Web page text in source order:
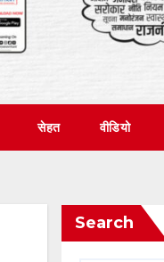
सेहत वीडियो
Search